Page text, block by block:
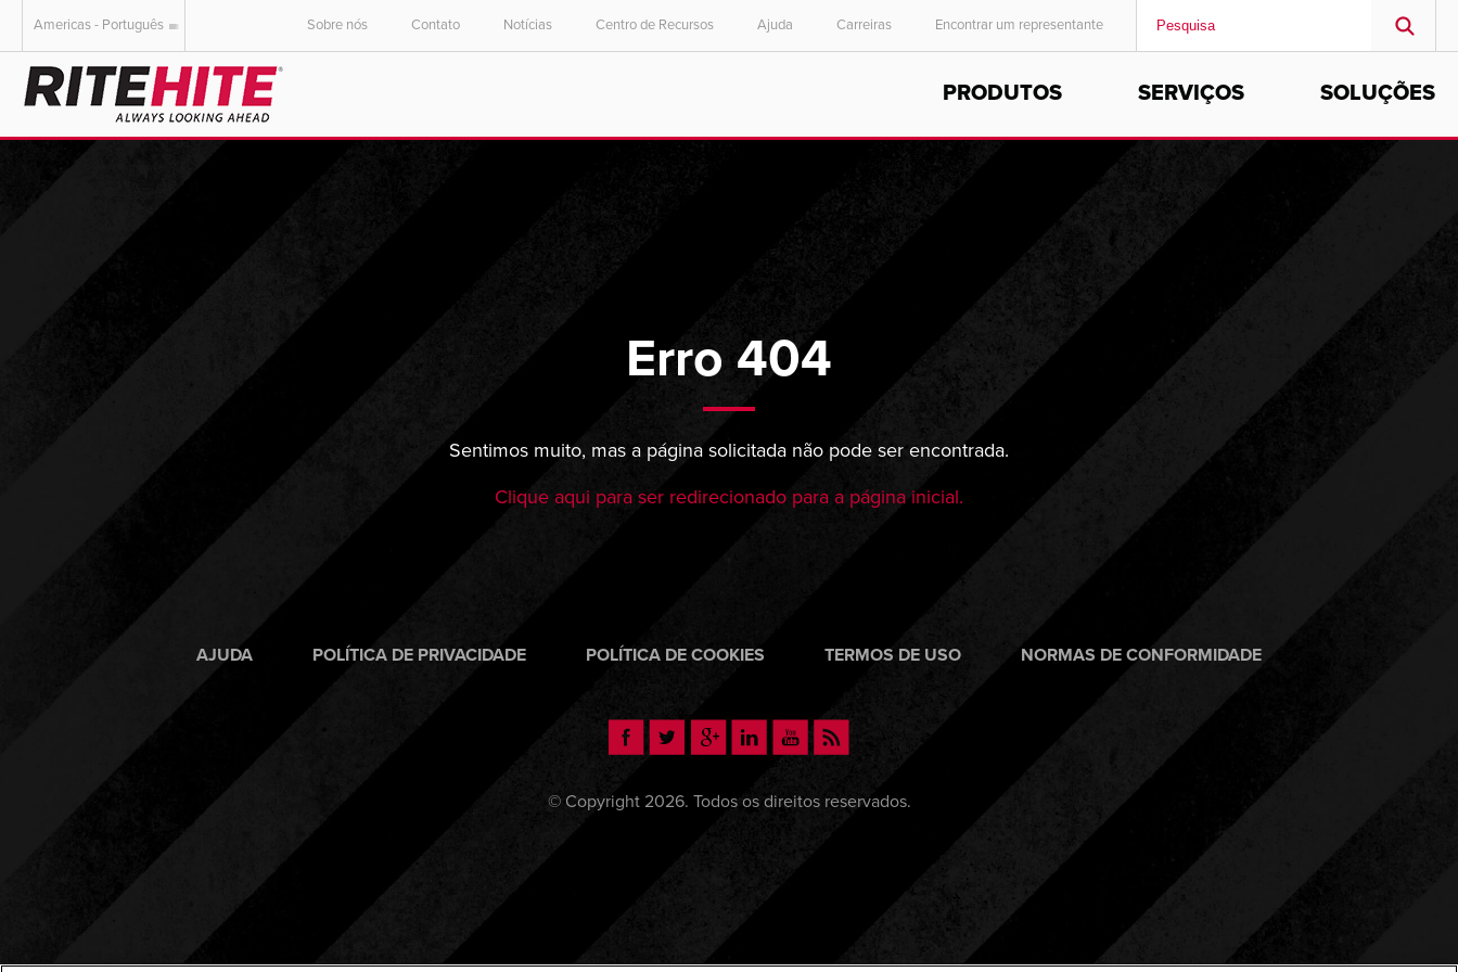
AMERICAS
English
English
English
MIDDLE EAST/AFRICA
English
Americas - Português Sobre nós Contato Notícias Centro de Recursos Ajuda Carreiras Encontrar um representante
PRODUTOS SERVIÇOS SOLUÇÕES
Erro 404
Sentimos muito, mas a página solicitada não pode ser encontrada.
Clique aqui para ser redirecionado para a página inicial.
AJUDA POLÍTICA DE PRIVACIDADE POLÍTICA DE COOKIES TERMOS DE USO NORMAS DE CONFORMIDADE
© Copyright 2026. Todos os direitos reservados.